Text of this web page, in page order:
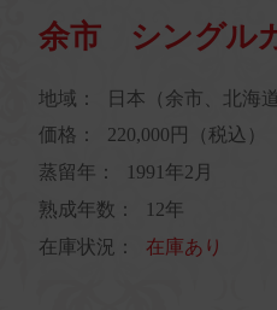
余市 シングル
地域：
日本（余市、北海道
価格：
220,000円（税込）
蒸留年：
1991年2月
熟成年数：
12年
在庫状況：
在庫あり